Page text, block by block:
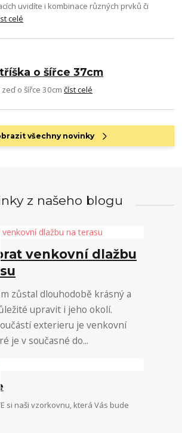
uvidíte i kombinace různých prvků či
celé
o šířce 37cm
o šířce 30cmčíst celé
všechny novinky
z našeho blogu
venkovní dlažbu
zůstal dlouhodobě krásný a
upravit i jeho okolí.
exterieru je venkovní
je v současné do...
si naši vzorkovnu, která Vás bude